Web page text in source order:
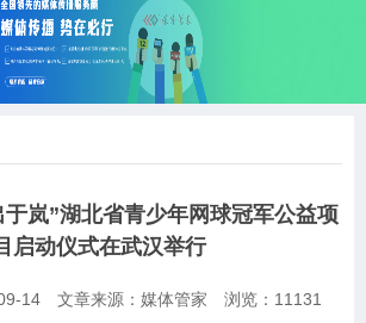
岚”湖北省青少年网球冠军公益项
启动仪式在武汉举行
14 文章来源：媒体管家 浏览： 11131